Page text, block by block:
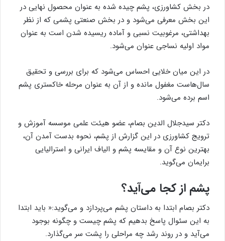
در بخش کشاورزی، پشم چیده شده به عنوان محصول نهایی در
این بخش معرفی می‌شود و در بخش صنعتی پشمی که از نظر
بهداشتی، مرغوبیت نسبی و آماده ریسیده شدن است به عنوان
مواد اولیه نساجی عنوان می‌شود.
در این میان خلایی احساس می‌شود که برای بررسی و تحقیق
سال‌هاست مغفول مانده و از آن به عنوان مرحله خاکستری پشم
اسم برده می‌شود.
دكتر سيدجلال الدين بصام، عضو هيئت علمى موسسه آموزش و
ترويج كشاورزى در این گزارش از پشم، نحوه بدست آمدن آن،
بهترین نوع آن و مقایسه پشم و الیاف ایرانی و استرالیایی
برایمان می‌گوید.
پشم از کجا می‌آید؟
دکتر بصام ابتدا به داستان پشم می‌پردازد و می‌گوید:« باید ابتدا
به این سئوال پاسخ بدهیم که پشم چیست و چگونه بوجود
می‌آید و در روند رشد چه مراحلی را پشت سر می‌گذارد.